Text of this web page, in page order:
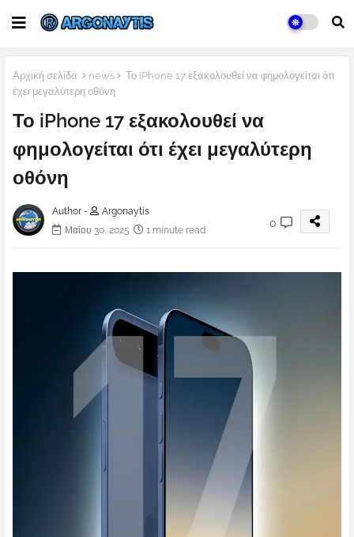
Αρχική σελίδα news
Το iPhone 17 εξακολουθεί να φημολογείται ότι
έχει μεγαλύτερη οθόνη
Το iPhone 17 εξακολουθεί να
φημολογείται ότι έχει μεγαλύτερη
οθόνη
Author -
Argonaytis
Μαΐου 30, 2025
1 minute read
0